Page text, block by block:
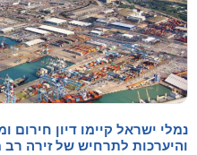
נמלי ישראל קיימו דיון
והיערכות לתרחיש של זירה